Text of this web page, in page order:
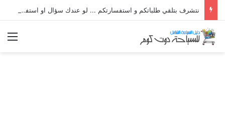
نتشرف بتلقي طلباتكم و استفسارتكم ... لو عندك سؤال او استفسار ماتدرددش فى طلب المساعدة